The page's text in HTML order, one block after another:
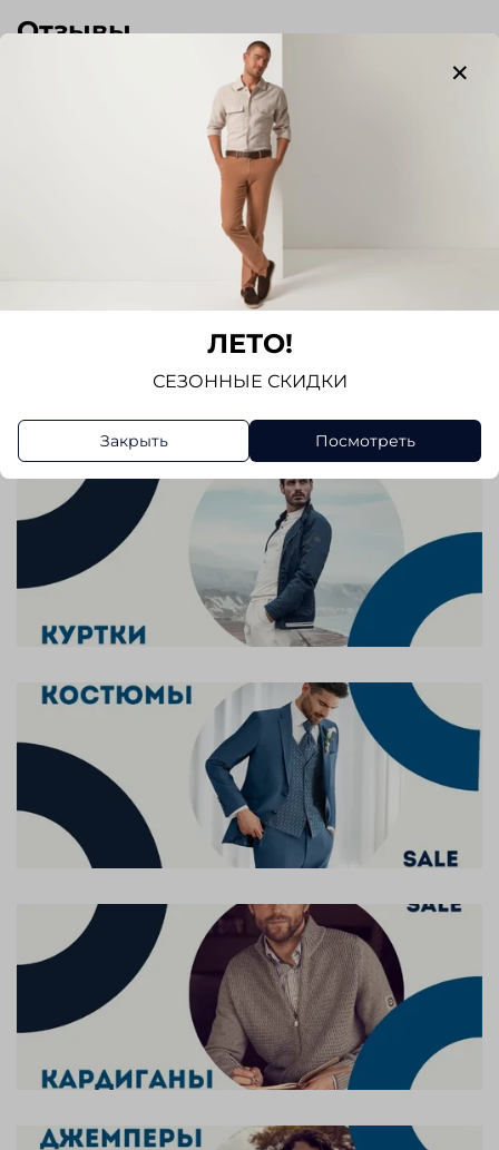
Отзывы
Отзывов еще никто не оставлял
ЛЕТО!
СЕЗОННЫЕ СКИДКИ
Закрыть Посмотреть